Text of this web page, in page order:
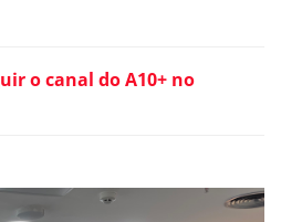
o canal do A10+ no